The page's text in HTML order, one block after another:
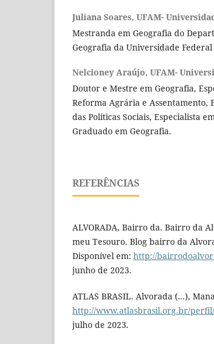
Juliana Soares, UFAM-
Mestranda em Geografia do
Geografia da Universidade
Nelcioney Araújo, UFAM-
Doutor e Mestre em Geografia,
Reforma Agrária e Assentamento,
das Politicas Sociais, Especialista
Graduado em Geografia.
REFERÊNCIAS
ALVORADA, Bairro da. Bairro da
meu Tesouro. Blog bairro da
Disponível em: http://
junho de 2023.
ATLAS BRASIL. Alvorada (...),
http://www.atlasbrasil.org.br/perfil/
julho de 2023.